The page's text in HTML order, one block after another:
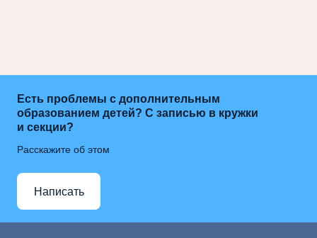
Есть проблемы с дополнительным
образованием детей? С записью в кружки
и секции?
Расскажите об этом
Написать